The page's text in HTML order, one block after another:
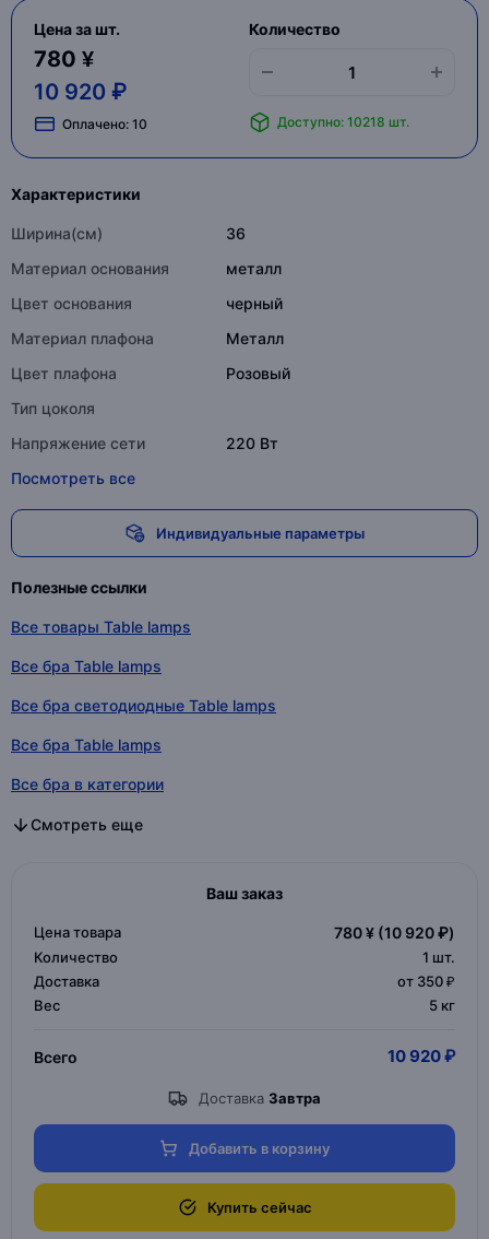
Цена за шт.
780 ¥
10 920 ₽
Оплачено: 10
Количество
Доступно: 10218 шт.
Характеристики
Ширина(см)
36
Материал основания
металл
Цвет основания
черный
Материал плафона
Металл
Цвет плафона
Розовый
Тип цоколя
Напряжение сети
220 Вт
Посмотреть все
Индивидуальные параметры
Полезные ссылки
Все товары Table lamps
Все бра Table lamps
Все бра светодиодные Table lamps
Все бра Table lamps
Все бра в категории
Все бра светодиодные в категории
Все бра в категории
Смотреть еще
Ваш заказ
Цена товара 780 ¥ (10 920 ₽)
Количество 1 шт.
Доставка
от 350 ₽
Вес
5 кг
Всего 10 920 ₽
Доставка Завтра
Добавить в корзину
Купить сейчас